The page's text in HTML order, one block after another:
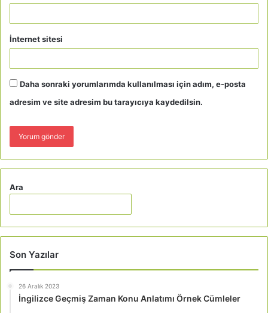
İnternet sitesi
Daha sonraki yorumlarımda kullanılması için adım, e-posta
adresim ve site adresim bu tarayıcıya kaydedilsin.
Ara
Son Yazılar
26 Aralık 2023
İngilizce Geçmiş Zaman Konu Anlatımı Örnek Cümleler